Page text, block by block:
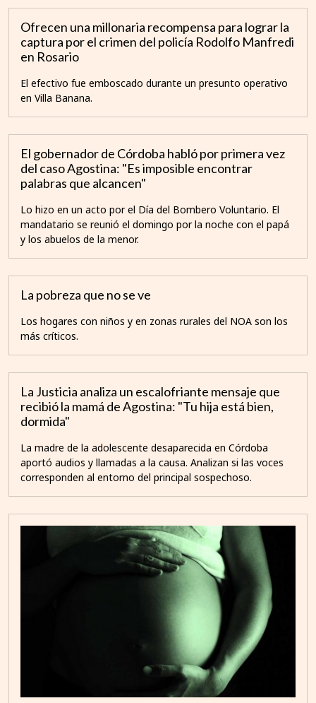
Ofrecen una millonaria recompensa para lograr la
captura por el crimen del policía Rodolfo Manfredi
en Rosario
El efectivo fue emboscado durante un presunto operativo
en Villa Banana.
El gobernador de Córdoba habló por primera vez
del caso Agostina: "Es imposible encontrar
palabras que alcancen"
Lo hizo en un acto por el Día del Bombero Voluntario. El
mandatario se reunió el domingo por la noche con el papá
y los abuelos de la menor.
La pobreza que no se ve
Los hogares con niños y en zonas rurales del NOA son los
más críticos.
La Justicia analiza un escalofriante mensaje que
recibió la mamá de Agostina: "Tu hija está bien,
dormida"
La madre de la adolescente desaparecida en Córdoba
aportó audios y llamadas a la causa. Analizan si las voces
corresponden al entorno del principal sospechoso.